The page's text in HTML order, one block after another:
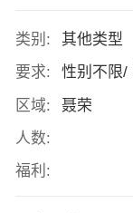
类别:
其他类型
要求:
性别不限/
区域:
聂荣
人数:
福利: